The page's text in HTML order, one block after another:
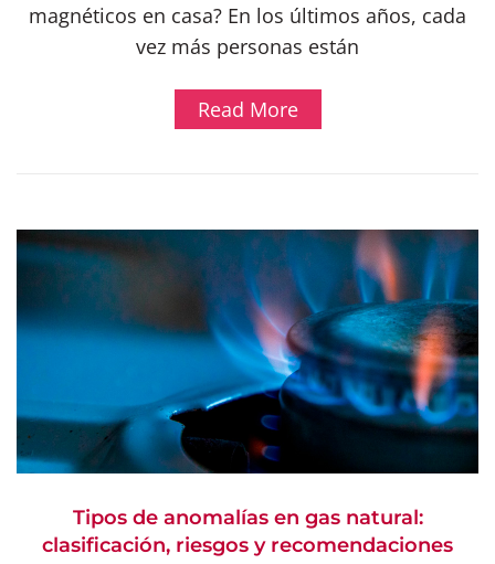
magnéticos en casa? En los últimos años, cada
vez más personas están
Read More
Tipos de anomalías en gas natural:
clasificación, riesgos y recomendaciones